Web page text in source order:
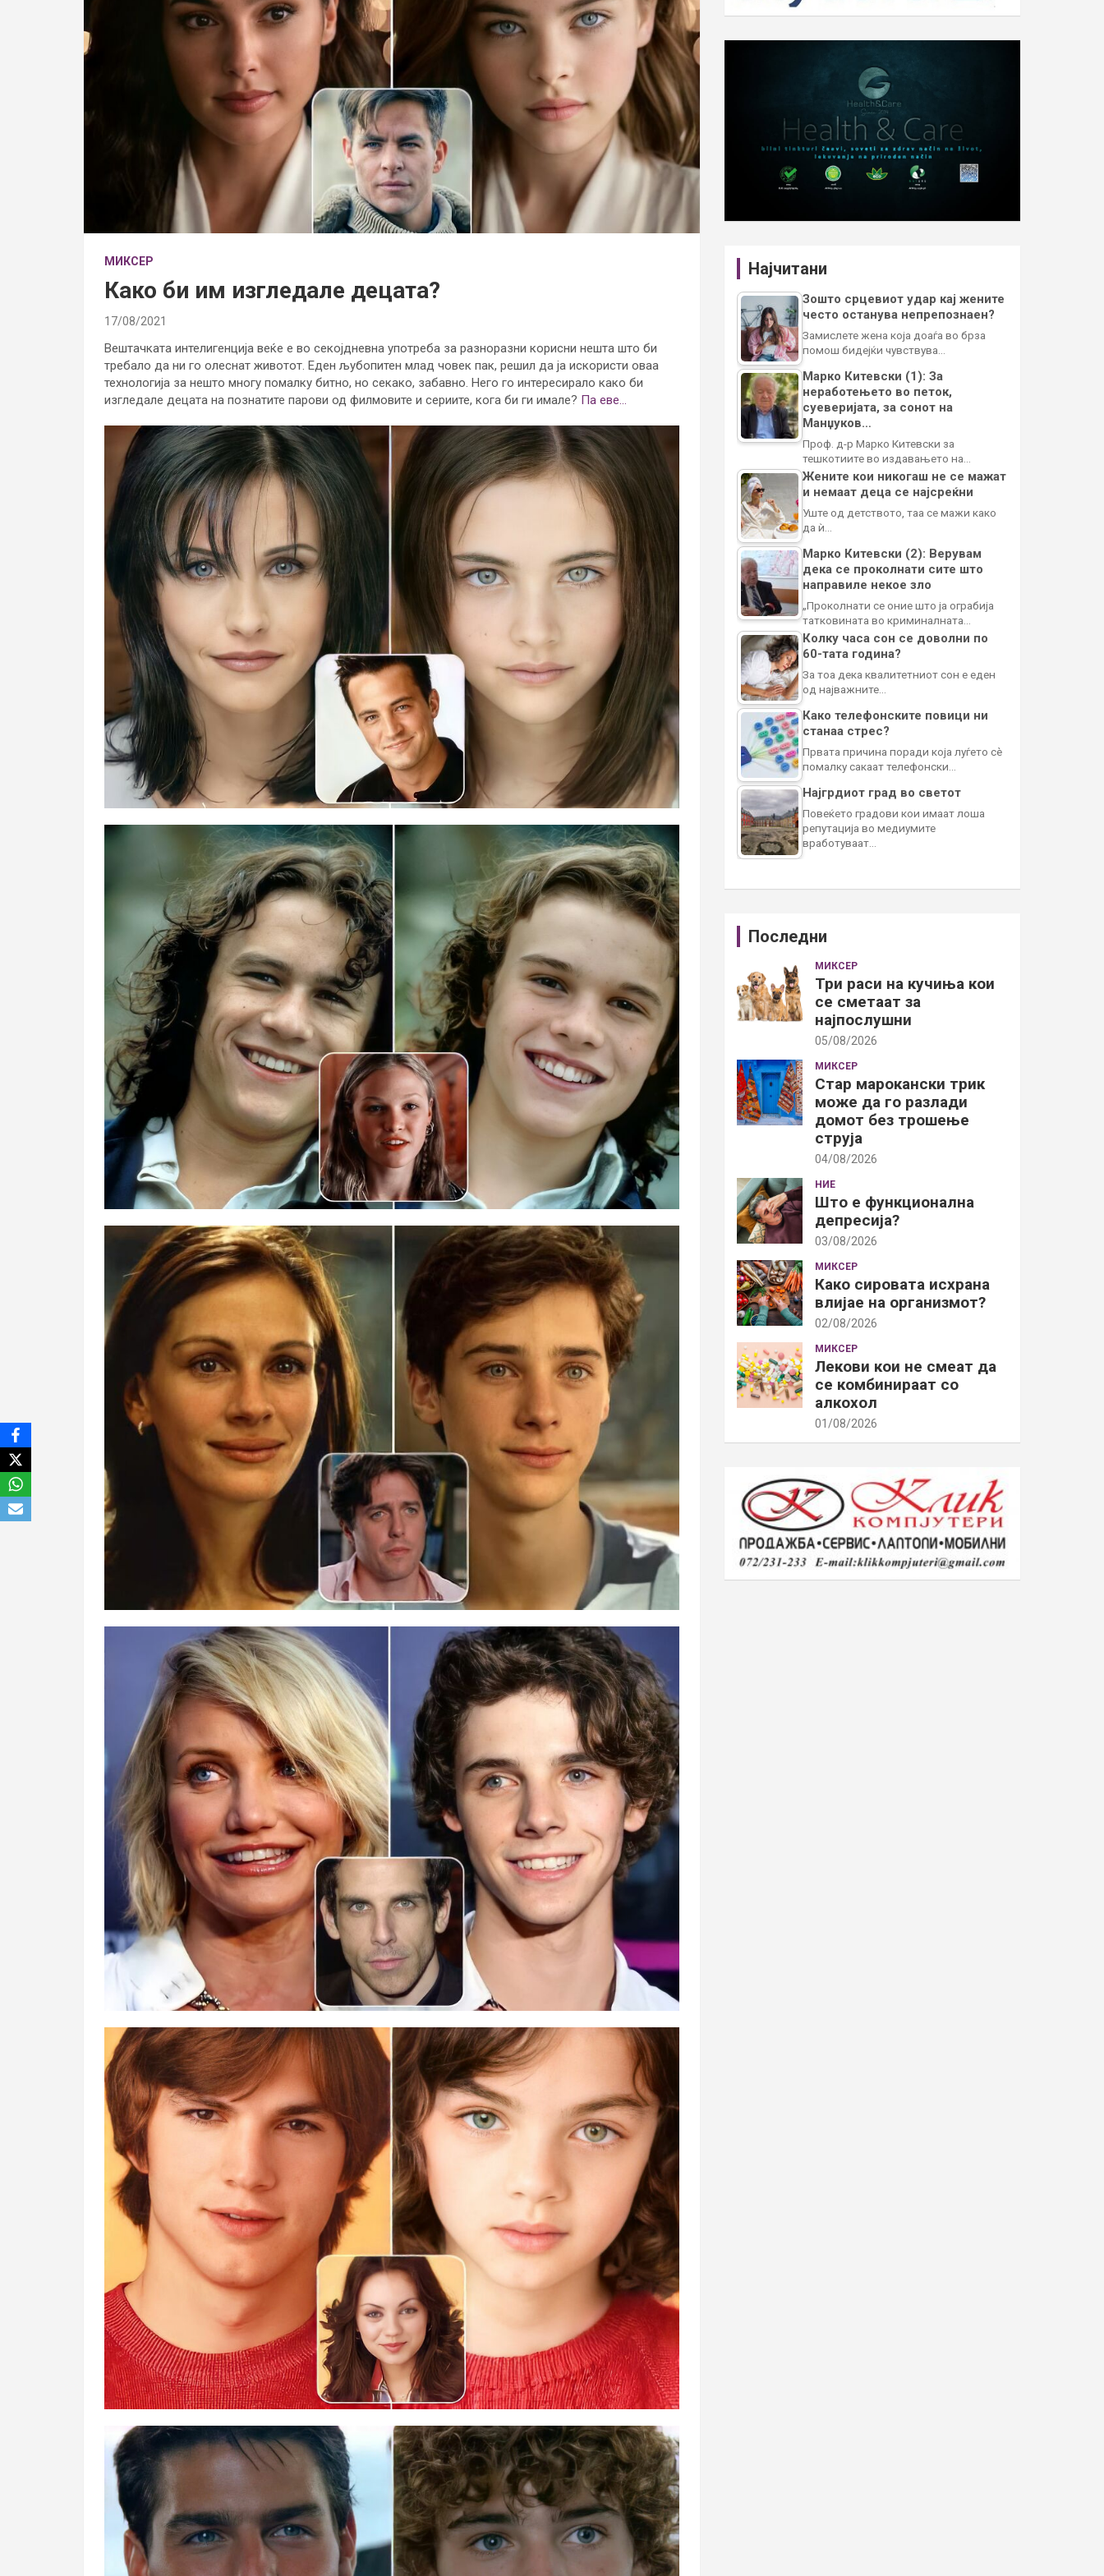
МИКСЕР
Како би им изгледале децата?
17/08/2021
Вештачката интелигенција веќе е во секојдневна употреба за разноразни корисни нешта што би
требало да ни го олеснат животот. Еден љубопитен млад човек пак, решил да ја искористи оваа
технологија за нешто многу помалку битно, но секако, забавно. Него го интересирало како би
изгледале децата на познатите парови од филмовите и сериите, кога би ги имале? Па еве…
Најчитани
Зошто срцевиот удар кај жените
често останува непрепознаен?
Замислете жена која доаѓа во брза
помош бидејќи чувствува…
Марко Китевски (1): За
неработењето во петок,
суеверијата, за сонот на
Манџуков…
Проф. д-р Марко Китевски за
тешкотиите во издавањето на…
Жените кои никогаш не се мажат
и немаат деца се најсреќни
Уште од детството, таа се мажи како
да ѝ…
Марко Китевски (2): Верувам
дека се проколнати сите што
направиле некое зло
„Проколнати се оние што ја ограбија
татковината во криминалната…
Колку часа сон се доволни по
60-тата година?
За тоа дека квалитетниот сон е еден
од најважните…
Како телефонските повици ни
станаа стрес?
Првата причина поради која луѓето сè
помалку сакаат телефонски…
Најгрдиот град во светот
Повеќето градови кои имаат лоша
репутација во медиумите
вработуваат…
Последни
МИКСЕР
Три раси на кучиња кои
се сметаат за
најпослушни
05/08/2026
МИКСЕР
Стар марокански трик
може да го разлади
домот без трошење
струја
04/08/2026
НИЕ
Што е функционална
депресија?
03/08/2026
МИКСЕР
Како сировата исхрана
влијае на организмот?
02/08/2026
МИКСЕР
Лекови кои не смеат да
се комбинираат со
алкохол
01/08/2026